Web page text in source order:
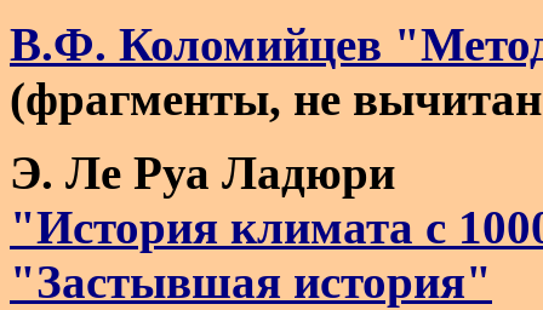
В.Ф. Коломийцев
(фрагменты, не
Э. Ле Руа Ладюри
"История климата с
"Застывшая история"